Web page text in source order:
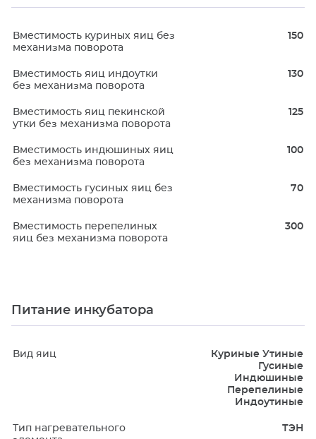
Вместимость куриных яиц без
механизма поворота
150
Вместимость яиц индоутки
без механизма поворота
130
Вместимость яиц пекинской
утки без механизма поворота
125
Вместимость индюшиных яиц
без механизма поворота
100
Вместимость гусиных яиц без
механизма поворота
70
Вместимость перепелиных
яиц без механизма поворота
300
Питание инкубатора
Вид яиц
Куриные Утиные
Гусиные
Индюшиные
Перепелиные
Индоутиные
Тип нагревательного
ТЭН